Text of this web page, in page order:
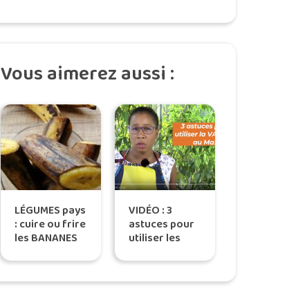
Vous aimerez aussi :
LÉGUMES pays
: cuire ou frire
les BANANES
VIDÉO : 3
astuces pour
utiliser les
vanille
épuisée…